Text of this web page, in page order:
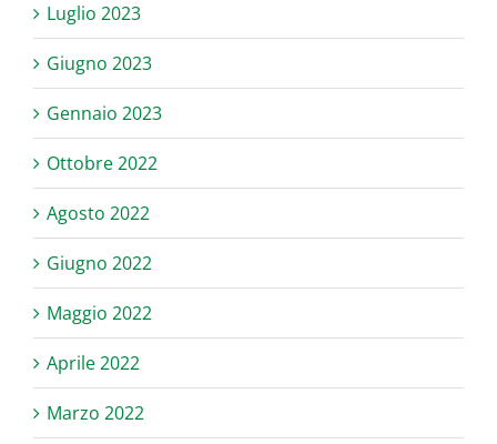
Luglio 2023
Giugno 2023
Gennaio 2023
Ottobre 2022
Agosto 2022
Giugno 2022
Maggio 2022
Aprile 2022
Marzo 2022